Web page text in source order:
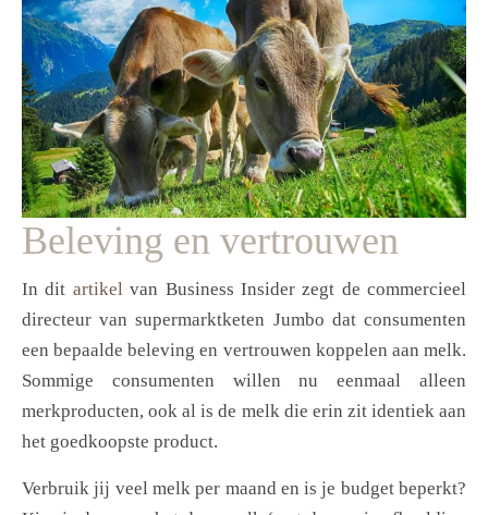
Beleving en vertrouwen
In dit artikelvan Business Insider zegt de commercieel
directeur van supermarktketen Jumbo dat consumenten
een bepaalde beleving en vertrouwen koppelen aan melk.
Sommige consumenten willen nu eenmaal alleen
merkproducten, ook al is de melk die erin zit identiek aan
het goedkoopste product.
Verbruik jij veel melk per maand en is je budget beperkt?